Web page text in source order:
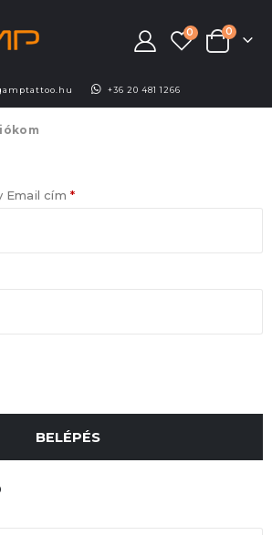
0 0
+36 20 481 1266
Email cím *
BELÉPÉS